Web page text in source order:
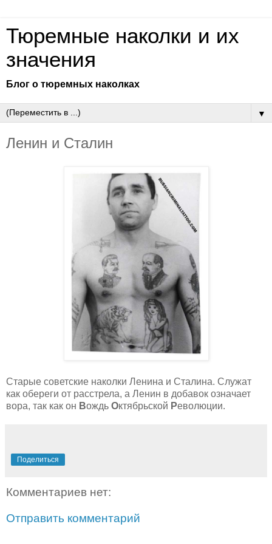
Тюремные наколки и их
значения
Блог о тюремных наколках
▼
Ленин и Сталин
Старые советские наколки Ленина и Сталина. Служат
как обереги от расстрела, а Ленин в добавок означает
вора, так как он Вождь Октябрьской Революции.
Поделиться
Комментариев нет:
Отправить комментарий